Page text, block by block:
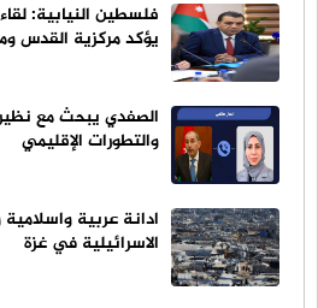
فلسطين النيابية:
يؤكد مركزية القدس
الصفدي يبحث مع
والتطورات الإقليمي
ادانة عربية
الاسرائيلية في غزة